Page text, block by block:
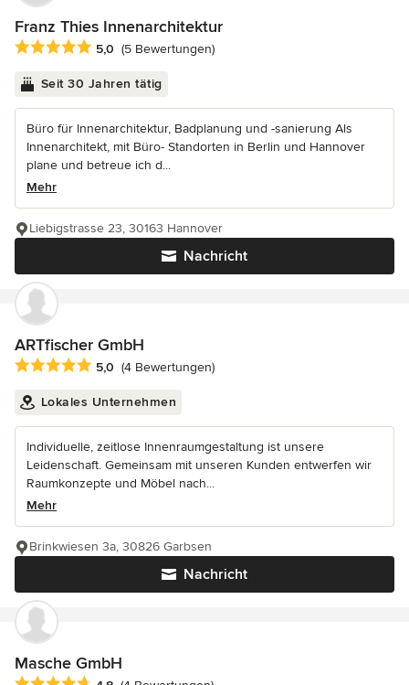
Franz Thies Innenarchitektur
Durchschnittliche Bewertung: 5 von 5 Sternen
5,0 (5 Bewertungen)
Seit 30 Jahren tätig
Büro für Innenarchitektur, Badplanung und -sanierung Als
Innenarchitekt, mit Büro- Standorten in Berlin und Hannover
plane und betreue ich d...
Mehr
Nachricht
Liebigstrasse 23, 30163 Hannover
ARTfischer GmbH
Durchschnittliche Bewertung: 5 von 5 Sternen
5,0 (4 Bewertungen)
Lokales Unternehmen
Individuelle, zeitlose Innenraumgestaltung ist unsere
Leidenschaft. Gemeinsam mit unseren Kunden entwerfen wir
Raumkonzepte und Möbel nach...
Mehr
Nachricht
Brinkwiesen 3a, 30826 Garbsen
Masche GmbH